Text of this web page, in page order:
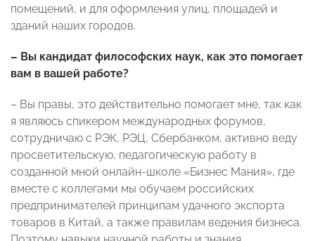
помещений, и для оформления улиц, площадей и
зданий наших городов.
– Вы кандидат философских наук, как это помогает
вам в вашей работе?
– Вы правы, это действительно помогает мне, так как
я являюсь спикером международных форумов,
сотрудничаю с РЭК, РЭЦ, Сбербанком, активно веду
просветительскую, педагогическую работу в
созданной мной онлайн-школе «Бизнес Мания», где
вместе с коллегами мы обучаем российских
предпринимателей принципам удачного экспорта
товаров в Китай, а также правилам ведения бизнеса.